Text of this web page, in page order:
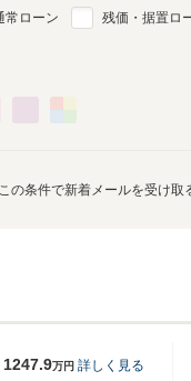
常ローン 残価・据置ロ
この条件で新着メールを受け取
1247.9万円 詳しく見る